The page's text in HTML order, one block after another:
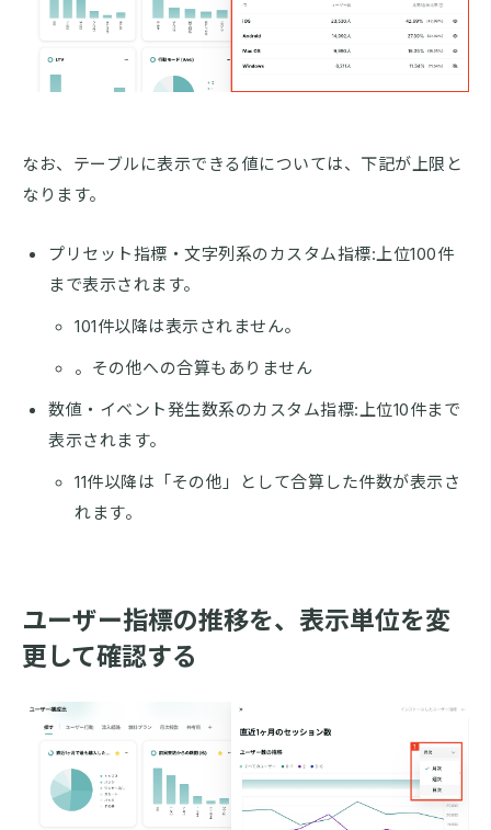
なお、テーブルに表示できる値については、下記が上限と
なります。
プリセット指標・文字列系のカスタム指標:上位100件
まで表示されます。
101件以降は表示されません。
。その他への合算もありません
数値・イベント発生数系のカスタム指標:上位10件まで
表示されます。
11件以降は「その他」として合算した件数が表示さ
れます。
ユーザー指標の推移を、表示単位を変
更して確認する